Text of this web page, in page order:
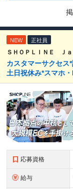
NEW 正社員
ＳＨＯＰＬＩＮＥ Ｊ
カスタマーサクセス
土日祝休み*スマホ
応募資格
給与